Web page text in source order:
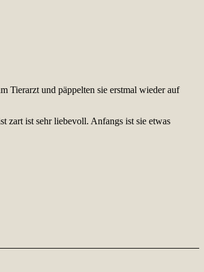
Tierarzt und päppelten sie erstmal wieder auf
zart ist sehr liebevoll. Anfangs ist sie etwas